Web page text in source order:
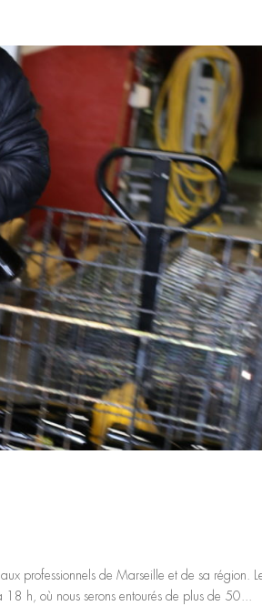
professionnels de Marseille et de sa région.
h, où nous serons entourés de plus de 50...